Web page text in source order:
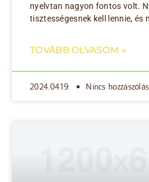
nyelvtan nagyon fontos volt.
tisztességesnek kell lennie, és
TOVÁBB OLVASOM »
2024.04.19. Nincs hozzászólás